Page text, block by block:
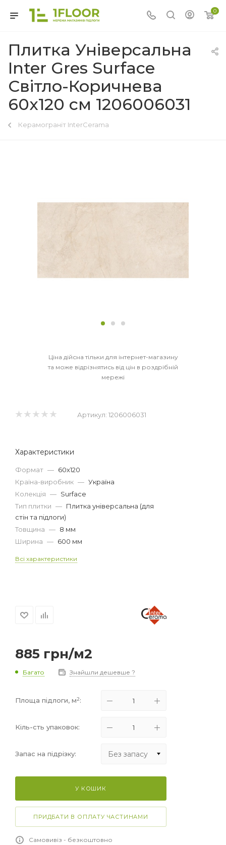
0
Плитка Універсальна
Inter Gres Surface
Світло-Коричнева
60x120 см 1206006031
Керамограніт InterCerama
Ціна дійсна тільки для інтернет-магазину
та може відрізнятись від цін в роздрібній
мережі
Артикул: 1206006031
Характеристики
Формат — 60х120
Країна-виробник — Україна
Колекція — Surface
Тип плитки — Плитка універсальна (для
стін та підлоги)
Товщина — 8 мм
Ширина — 600 мм
Всі характеристики
885 грн/м2
Багато Знайшли дешевше ?
Площа підлоги, м2:
Кіль-сть упаковок:
Запас на підрізку: Без запасу
+10%
+15%
У КОШИК
ПРИДБАТИ В ОПЛАТУ ЧАСТИНАМИ
Самовивіз - безкоштовно